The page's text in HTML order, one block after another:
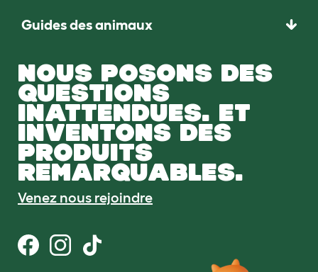
Guides des animaux
NOUS POSONS DES
QUESTIONS
INATTENDUES. ET
INVENTONS DES
PRODUITS
REMARQUABLES.
Venez nous rejoindre